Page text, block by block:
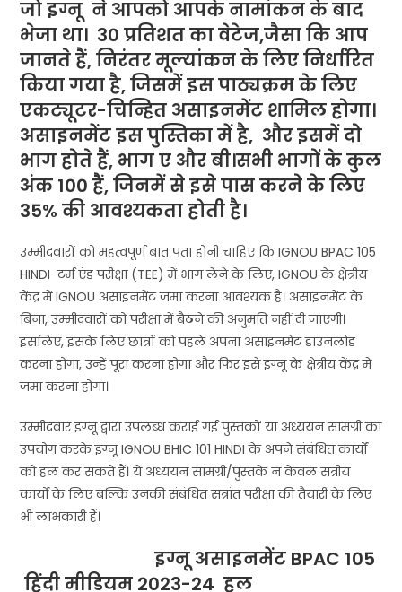
जोइग्नू ने आपको आपके नामांकन के बाद
भेजा था। 30 प्रतिशत का वेटेज,जैसा कि आप
जानते हैं, निरंतर मूल्यांकन के लिए निर्धारित
किया गया है, जिसमें इस पाठ्यक्रम के लिए
एकट्यूटर-चिन्हित असाइनमेंट शामिल होगा।
असाइनमेंट इस पुस्तिका में है, और इसमें दो
भाग होते हैं, भाग ए और बी।सभी भागों के कुल
अंक 100 हैं, जिनमें से इसे पास करने के लिए
35% की आवश्यकता होती है।
उम्मीदवारों को महत्वपूर्ण बात पता होनी चाहिए कि IGNOU BPAC 105
HINDI टर्म एंड परीक्षा (TEE) में भाग लेने के लिए, IGNOU के क्षेत्रीय
केंद्र में IGNOU असाइनमेंट जमा करना आवश्यक है। असाइनमेंट के
बिना, उम्मीदवारों को परीक्षा में बैठने की अनुमति नहीं दी जाएगी।
इसलिए, इसके लिए छात्रों को पहले अपना असाइनमेंट डाउनलोड
करना होगा, उन्हें पूरा करना होगा और फिर इसे इग्नू के क्षेत्रीय केंद्र में
जमा करना होगा।
उम्मीदवार इग्नू द्वारा उपलब्ध कराई गई पुस्तकों या अध्ययन सामग्री का
उपयोग करके इग्नू IGNOU BHIC 101 HINDI के अपने संबंधित कार्यों
को हल कर सकते हैं। ये अध्ययन सामग्री/पुस्तकें न केवल सत्रीय
कार्यों के लिए बल्कि उनकी संबंधित सत्रांत परीक्षा की तैयारी के लिए
भी लाभकारी हैं।
इग्नू असाइनमेंट BPAC 105
हिंदी मीडियम 2023-24 हल